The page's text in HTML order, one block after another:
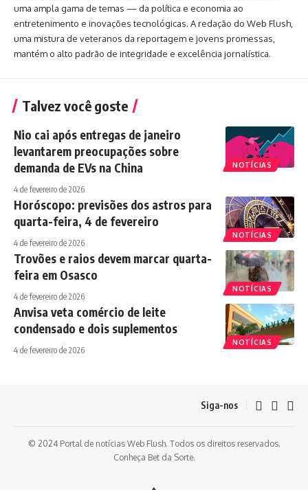
uma ampla gama de temas — da política e economia ao
entretenimento e inovações tecnológicas. A redação do Web Flush,
uma mistura de veteranos da reportagem e jovens promessas,
mantém o alto padrão de integridade e excelência jornalística.
Talvez você goste
NOTÍCIAS
Nio cai após entregas de janeiro
levantarem preocupações sobre
demanda de EVs na China
4 de fevereiro de 2026
NOTÍCIAS
Horóscopo: previsões dos astros para
quarta-feira, 4 de fevereiro
4 de fevereiro de 2026
NOTÍCIAS
Trovões e raios devem marcar quarta-
feira em Osasco
4 de fevereiro de 2026
NOTÍCIAS
Anvisa veta comércio de leite
condensado e dois suplementos
4 de fevereiro de 2026
Siga-nos
© 2024 Portal de notícias Web Flush. Todos os direitos reservados.
Conheça Bet da Sorte.